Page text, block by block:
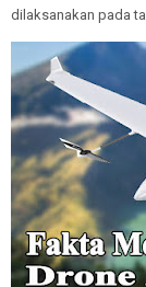
dilaksanakan pada